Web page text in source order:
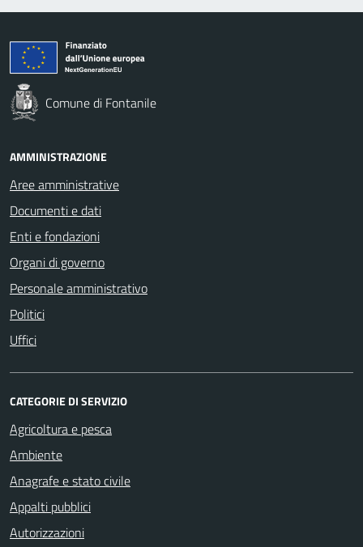
Comune di Fontanile
AMMINISTRAZIONE
Aree amministrative
Documenti e dati
Enti e fondazioni
Organi di governo
Personale amministrativo
Politici
Uffici
CATEGORIE DI SERVIZIO
Agricoltura e pesca
Ambiente
Anagrafe e stato civile
Appalti pubblici
Autorizzazioni